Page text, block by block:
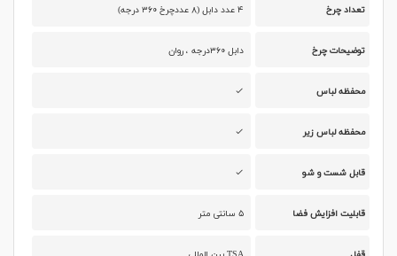
تعداد چرخ ۴ عدد دابل (۸ عددچرخ ۳۶۰ درجه)
توضیحات چرخ دابل ۳۶۰درجه ، روان
محفظه لباس
محفظه لباس زیر
قابل شست و شو
قابلیت افزایش فضا ۵ سانتی متر